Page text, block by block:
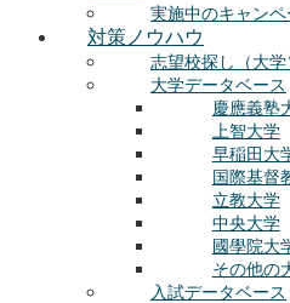
実施中のキャンペ
対策ノウハウ
志望校探し（大学
大学データベース
慶應義塾
上智大学
早稲田大
国際基督
立教大学
中央大学
國學院大
その他の
入試データベース